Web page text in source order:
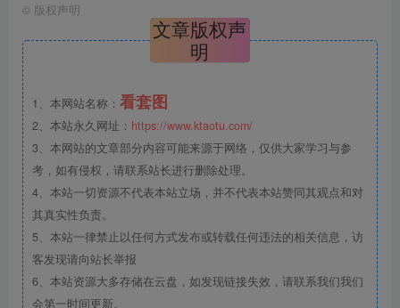
© 版权声明
文章版权声
明
1、本网站名称： 看套图
2、本站永久网址： https://www.ktaotu.com/
3、本网站的文章部分内容可能来源于网络，仅供大家学习与参
考，如有侵权，请联系站长进行删除处理。
4、本站一切资源不代表本站立场，并不代表本站赞同其观点和对
其真实性负责。
5、本站一律禁止以任何方式发布或转载任何违法的相关信息，访
客发现请向站长举报
6、本站资源大多存储在云盘，如发现链接失效，请联系我们我们
会第一时间更新。